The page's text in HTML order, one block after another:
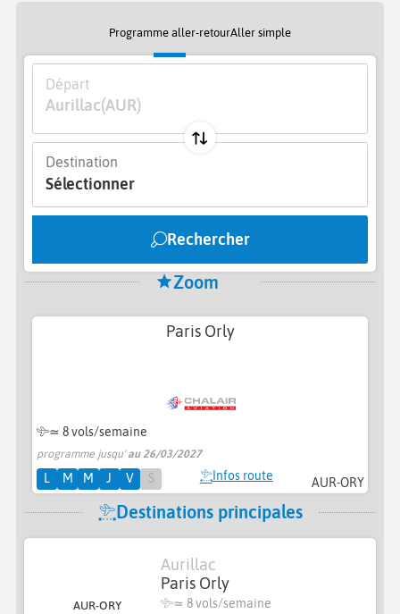
Programme aller-retourAller simple
Départ
Aurillac(AUR)
Destination
Sélectionner
Rechercher
Zoom
AUR-ORY
Paris Orly
≃ 8 vols/semaine
programme jusqu'au 26/03/2027
L M M J V S Infos route
Destinations principales
AUR-ORY
Aurillac
Paris Orly
≃ 8 vols/semaine